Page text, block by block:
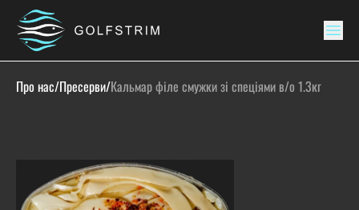
Про нас/Пресерви/Кальмар філе смужки зі спеціями в/о 1.3кг